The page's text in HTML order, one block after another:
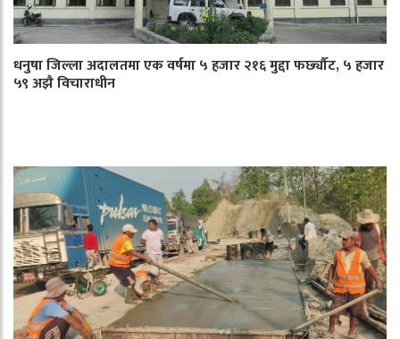
धनुषा जिल्ला अदालतमा एक वर्षमा ५ हजार २१६ मुद्दा फर्छ्यौट, ५ हजार
५९ अझै विचाराधीन